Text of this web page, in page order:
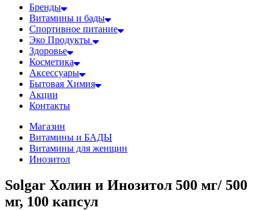
Бренды
Витамины и бады
Спортивное питание
Эко Продукты
Здоровье
Косметика
Аксессуары
Бытовая Химия
Акции
Контакты
Магазин
Витамины и БАДЫ
Витамины для женщин
Инозитол
Solgar Холин и Инозитол 500 мг/ 500
мг, 100 капсул